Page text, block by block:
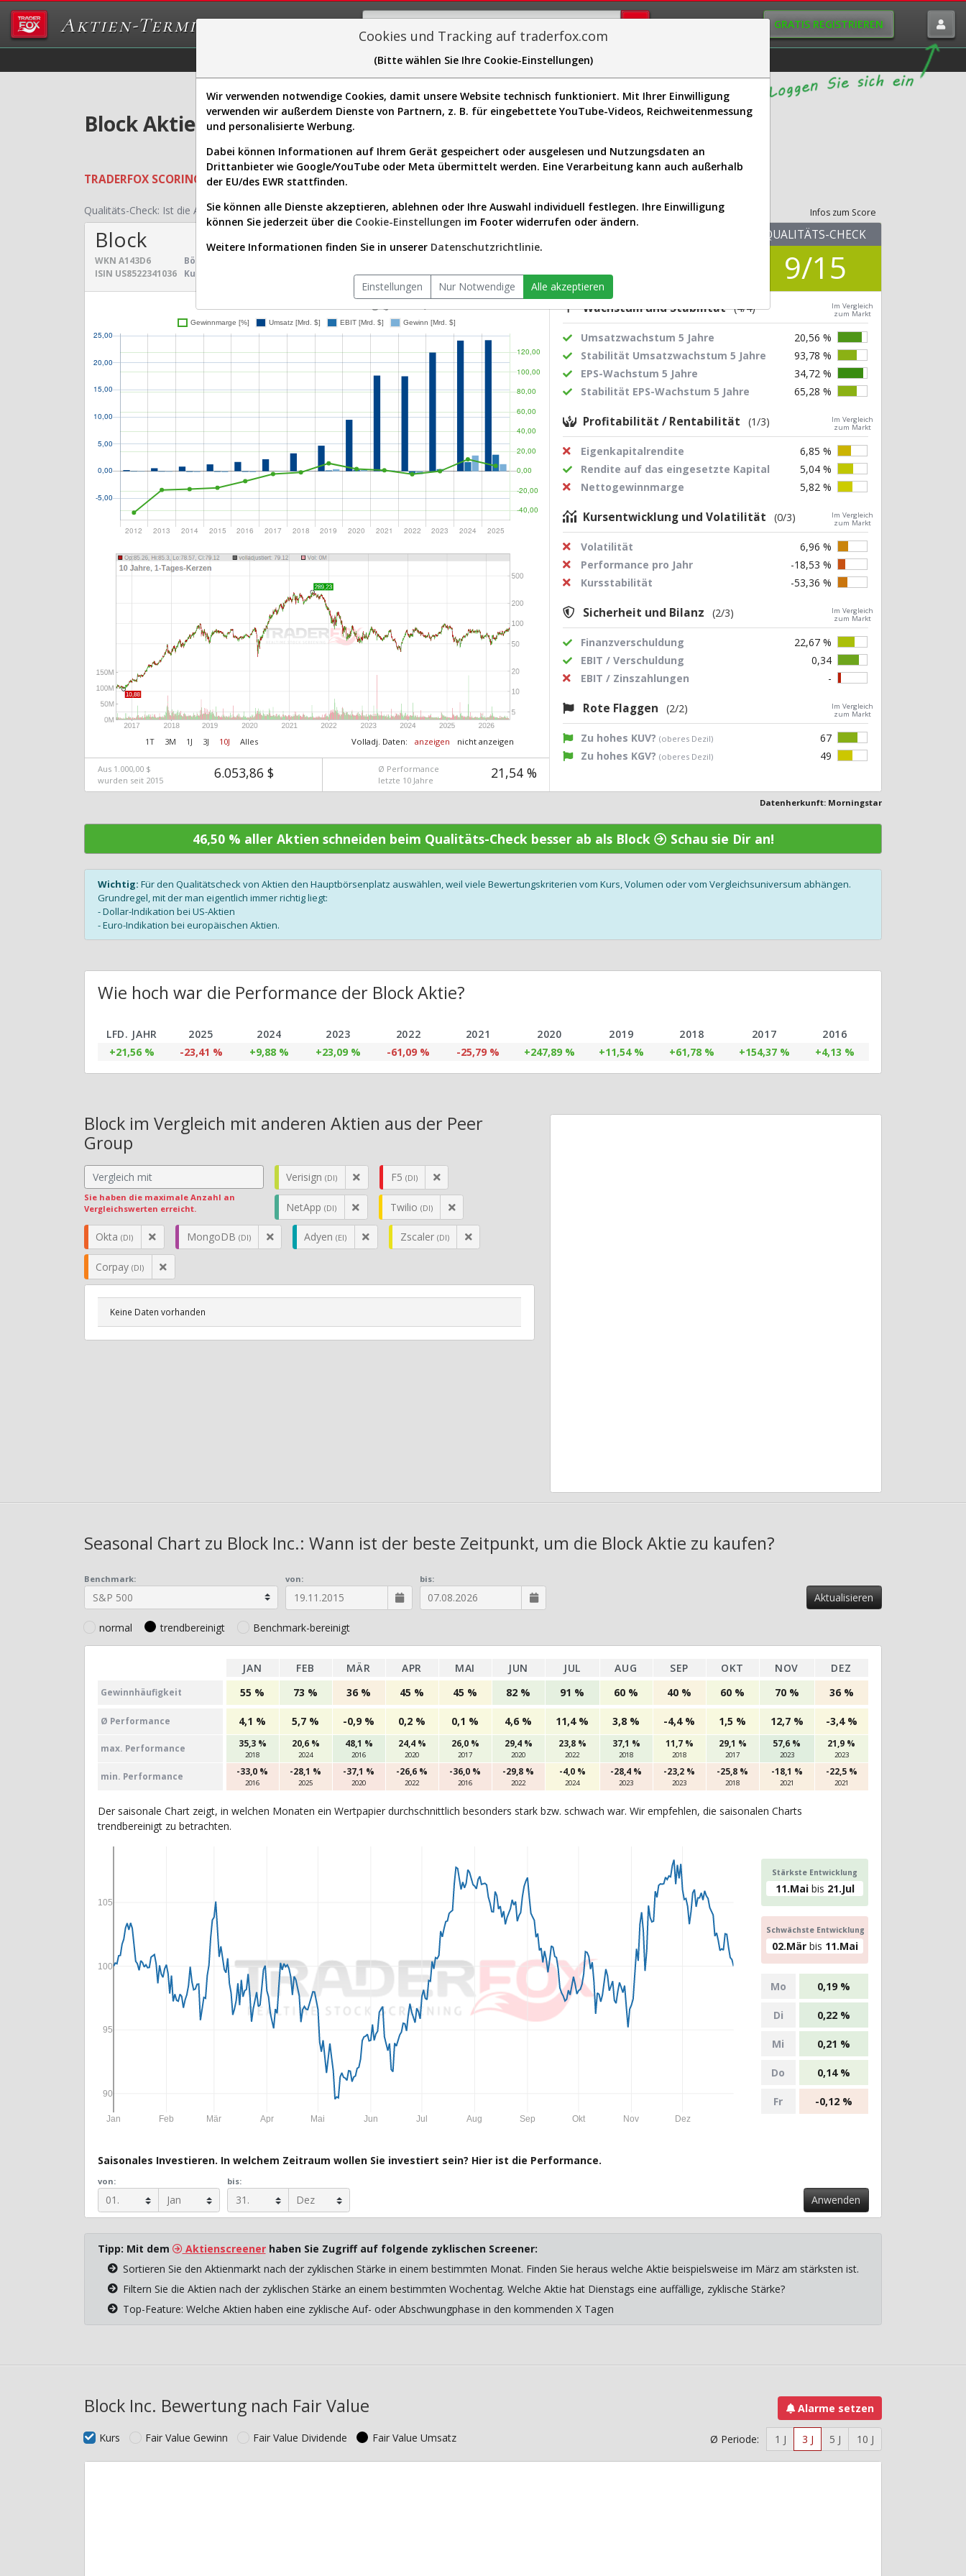
Aktien-Terminal GRATIS REGISTRIEREN
Sector-Spider Easy-Scan Visualizations
Block Aktie: Realtime-Kurs & Analyse (A143D6 | SQ)
TRADERFOX SCORING SYSTEMS: Qualitäts-Check
Qualitäts-Check: Ist die Aktie zum Investieren geeignet? Infos zum Score
Block
WKN A143D6
ISIN US8522341036
Börsenwert:
Kurs:
Universum: USA 2000 (v)
0,00 %
QUALITÄTS-CHECK
9/15
Wachstum und Stabilität (4/4)
Im Vergleich
zum Markt
Umsatzwachstum 5 Jahre
20,56 %
Stabilität Umsatzwachstum 5 Jahre
93,78 %
EPS-Wachstum 5 Jahre
34,72 %
Stabilität EPS-Wachstum 5 Jahre
65,28 %
Profitabilität / Rentabilität (1/3)
Im Vergleich
zum Markt
Eigenkapitalrendite
6,85 %
Rendite auf das eingesetzte Kapital
5,04 %
Nettogewinnmarge
5,82 %
Kursentwicklung und Volatilität (0/3)
Im Vergleich
zum Markt
Volatilität
6,96 %
Performance pro Jahr
-18,53 %
Kursstabilität
-53,36 %
Sicherheit und Bilanz (2/3)
Im Vergleich
zum Markt
Finanzverschuldung
22,67 %
EBIT / Verschuldung
0,34
EBIT / Zinszahlungen
-
Rote Flaggen (2/2)
Im Vergleich
zum Markt
Zu hohes KUV?(oberes Dezil)
67
Zu hohes KGV?(oberes Dezil) 49
1T 3M 1J 3J 10J Alles Volladj. Daten: anzeigen nicht anzeigen
Aus 1.000,00 $
wurden seit 2015
6.053,86 $
Ø Performance
letzte 10 Jahre
21,54 %
Datenherkunft: Morningstar
46,50 % aller Aktien schneiden beim Qualitäts-Check besser ab als Block Schau sie Dir an!
Wichtig: Für den Qualitätscheck von Aktien den Hauptbörsenplatz auswählen, weil viele Bewertungskriterien vom Kurs, Volumen oder vom Vergleichsuniversum abhängen.
Grundregel, mit der man eigentlich immer richtig liegt:
- Dollar-Indikation bei US-Aktien
- Euro-Indikation bei europäischen Aktien.
Wie hoch war die Performance der Block Aktie?
LFD. JAHR 2025 2024 2023 2022 2021 2020 2019 2018 2017
2016
+21,56 %
-23,41 % +9,88 % +23,09 % -61,09 % -25,79 % +247,89 % +11,54 % +61,78 % +154,37 % +4,13 %
Block im Vergleich mit anderen Aktien aus der Peer
Group
Sie haben die maximale Anzahl an
Vergleichswerten erreicht.
Verisign (DI) F5 (DI)
NetApp (DI) Twilio (DI)
Okta (DI) MongoDB (DI) Adyen (EI) Zscaler (DI)
Corpay (DI)
Keine Daten vorhanden
Seasonal Chart zu Block Inc.: Wann ist der beste Zeitpunkt, um die Block Aktie zu kaufen?
Benchmark: von: bis:
normal trendbereinigt Benchmark-bereinigt
JAN FEB MÄR APR MAI JUN JUL AUG SEP OKT NOV DEZ
Gewinn­häufig­keit 55 % 73 % 36 % 45 % 45 % 82 % 91 % 60 % 40 % 60 % 70 % 36 %
Ø Perfor­mance 4,1 % 5,7 % -0,9 % 0,2 % 0,1 % 4,6 % 11,4 % 3,8 % -4,4 % 1,5 % 12,7 % -3,4 %
max. Per­for­mance 35,3 %
2018
20,6 %
2024
48,1 %
2016
24,4 %
2020
26,0 %
2017
29,4 %
2020
23,8 %
2022
37,1 %
2018
11,7 %
2018
29,1 %
2017
57,6 %
2023
21,9 %
2023
min. Per­for­mance -33,0 %
2016
-28,1 %
2025
-37,1 %
2020
-26,6 %
2022
-36,0 %
2016
-29,8 %
2022
-4,0 %
2024
-28,4 %
2023
-23,2 %
2023
-25,8 %
2018
-18,1 %
2021
-22,5 %
2021
Der saisonale Chart zeigt, in welchen Monaten ein Wertpapier durchschnittlich besonders stark bzw. schwach war. Wir empfehlen, die saisonalen Charts
trendbereinigt zu betrachten.
Jan Feb Mär Apr Mai Jun Jul Aug Sep Okt Nov Dez
90
95
100
105
Stärkste Entwicklung
11.Maibis 21.Jul
Schwächste Entwicklung
02.Märbis 11.Mai
Mo 0,19 %
Di 0,22 %
Mi 0,21 %
Do 0,14 %
Fr -0,12 %
Saisonales Investieren. In welchem Zeitraum wollen Sie investiert sein? Hier ist die Performance.
von: bis:
Tipp: Mit dem Aktienscreenerhaben Sie Zugriff auf folgende zyklischen Screener:
Sortieren Sie den Aktienmarkt nach der zyklischen Stärke in einem bestimmten Monat. Finden Sie heraus welche Aktie beispielsweise im März am stärksten ist.
Filtern Sie die Aktien nach der zyklischen Stärke an einem bestimmten Wochentag. Welche Aktie hat Dienstags eine auffällige, zyklische Stärke?
Top-Feature: Welche Aktien haben eine zyklische Auf- oder Abschwungphase in den kommenden X Tagen
Block Inc. Bewertung nach Fair Value Alarme setzen
Kurs Fair Value Gewinn Fair Value Dividende Fair Value Umsatz Ø Periode: 1 J 3 J 5 J 10 J
Cookies und Tracking auf traderfox.com
(Bitte wählen Sie Ihre Cookie-Einstellungen)
Wir verwenden notwendige Cookies, damit unsere Website technisch funktioniert. Mit Ihrer Einwilligung
verwenden wir außerdem Dienste von Partnern, z. B. für eingebettete YouTube-Videos, Reichweitenmessung
und personalisierte Werbung.
Dabei können Informationen auf Ihrem Gerät gespeichert oder ausgelesen und Nutzungsdaten an
Drittanbieter wie Google/YouTube oder Meta übermittelt werden. Eine Verarbeitung kann auch außerhalb
der EU/des EWR stattfinden.
Sie können alle Dienste akzeptieren, ablehnen oder Ihre Auswahl individuell festlegen. Ihre Einwilligung
können Sie jederzeit über die Cookie-Einstellungen im Footer widerrufen oder ändern.
Weitere Informationen finden Sie in unserer Datenschutzrichtlinie.
Einstellungen Nur Notwendige Alle akzeptieren